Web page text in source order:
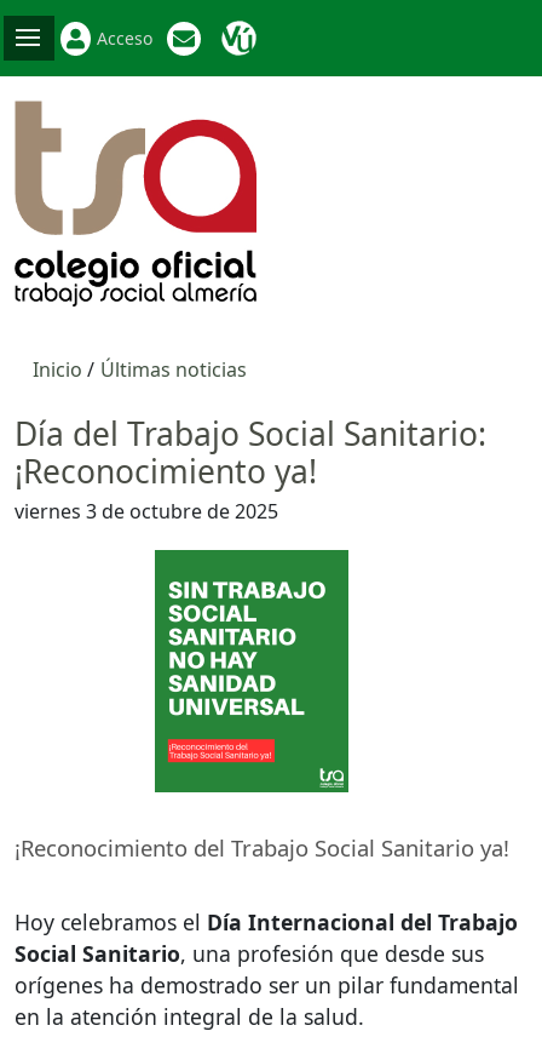
Acceso
Inicio Últimas noticias
Día del Trabajo Social Sanitario:
¡Reconocimiento ya!
viernes 3 de octubre de 2025
¡Reconocimiento del Trabajo Social Sanitario ya!
Hoy celebramos el Día Internacional del Trabajo
Social Sanitario, una profesión que desde sus
orígenes ha demostrado ser un pilar fundamental
en la atención integral de la salud.